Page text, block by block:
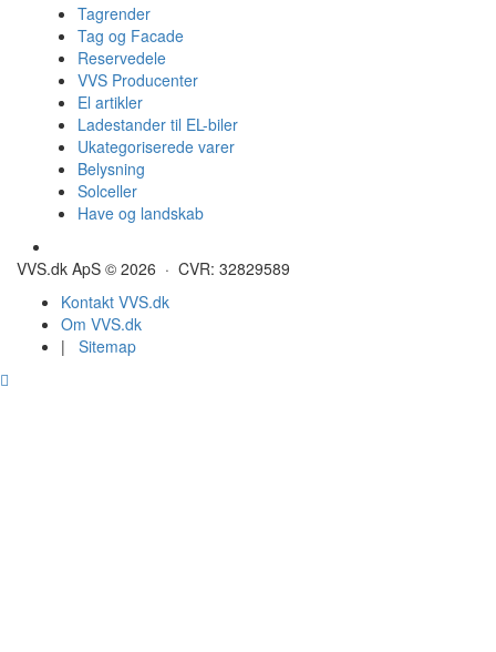
Tagrender
Tag og Facade
Reservedele
VVS Producenter
El artikler
Ladestander til EL-biler
Ukategoriserede varer
Belysning
Solceller
Have og landskab
VVS.dk ApS © 2026 · CVR: 32829589
Kontakt VVS.dk
Om VVS.dk
| Sitemap